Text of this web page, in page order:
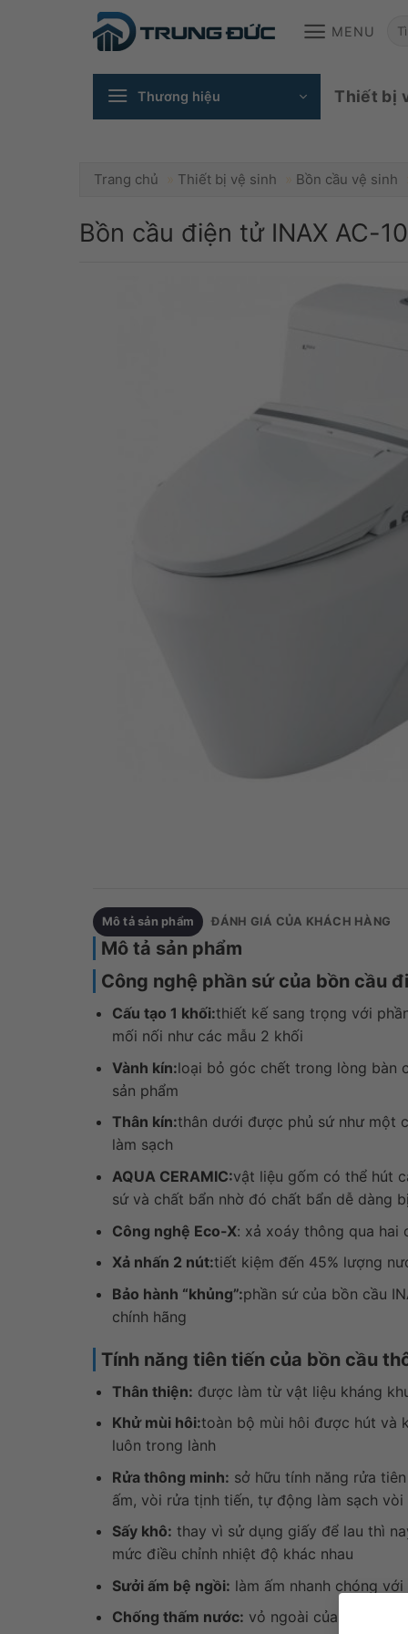
MENU
Thương hiệu Thiết bị
Trang chủ » Thiết bị vệ sinh » Bồn cầu vệ sinh
Bồn cầu điện tử INAX AC-
Mô tả sản phẩm ĐÁNH GIÁ CỦA KHÁCH HÀNG
Mô tả sản phẩm
Công nghệ phần sứ của bồn cầu
Cấu tạo 1 khối:thiết kế sang trọng với
mối nối như các mẫu 2 khối
Vành kín:loại bỏ góc chết trong lòng bàn
sản phẩm
Thân kín:thân dưới được phủ sứ như một
làm sạch
AQUA CERAMIC:vật liệu gốm có thể hút
sứ và chất bẩn nhờ đó chất bẩn dễ dàng
Công nghệ Eco-X: xả xoáy thông qua hai
Xả nhấn 2 nút:tiết kiệm đến 45% lượng
Bảo hành “khủng”:phần sứ của bồn cầu
chính hãng
Tính năng tiên tiến của bồn cầu
Thân thiện: được làm từ vật liệu kháng
Khử mùi hôi:toàn bộ mùi hôi được hút và
luôn trong lành
Rửa thông minh: sở hữu tính năng rửa
ấm, vòi rửa tịnh tiến, tự động làm sạch
Sấy khô: thay vì sử dụng giấy để lau thì
mức điều chỉnh nhiệt độ khác nhau
Sưởi ấm bệ ngồi: làm ấm nhanh chóng
Chống thấm nước: vỏ ngoài của nắp rửa